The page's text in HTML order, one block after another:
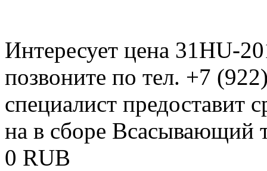
Интересует цена 31HU-
позвоните по тел. +7
специалист предоставит
на в сборе Всасывающий
0 RUB